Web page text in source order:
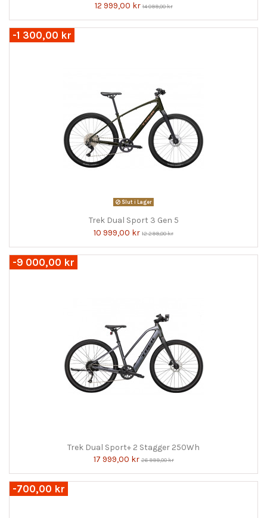
12 999,00 kr14 099,00 kr
-1 300,00 kr
Slut i Lager
Trek Dual Sport 3 Gen 5
10 999,00 kr 12 299,00 kr
-9 000,00 kr
Trek Dual Sport+ 2 Stagger 250Wh
17 999,00 kr26 999,00 kr
-700,00 kr